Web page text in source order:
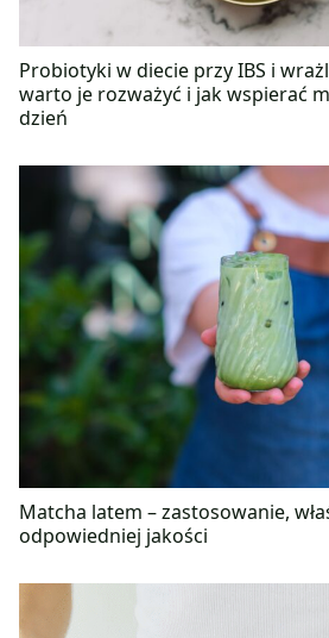
Probiotyki w diecie przy IBS i
warto je rozważyć i jak wspierać
dzień
Matcha latem – zastosowanie,
odpowiedniej jakości